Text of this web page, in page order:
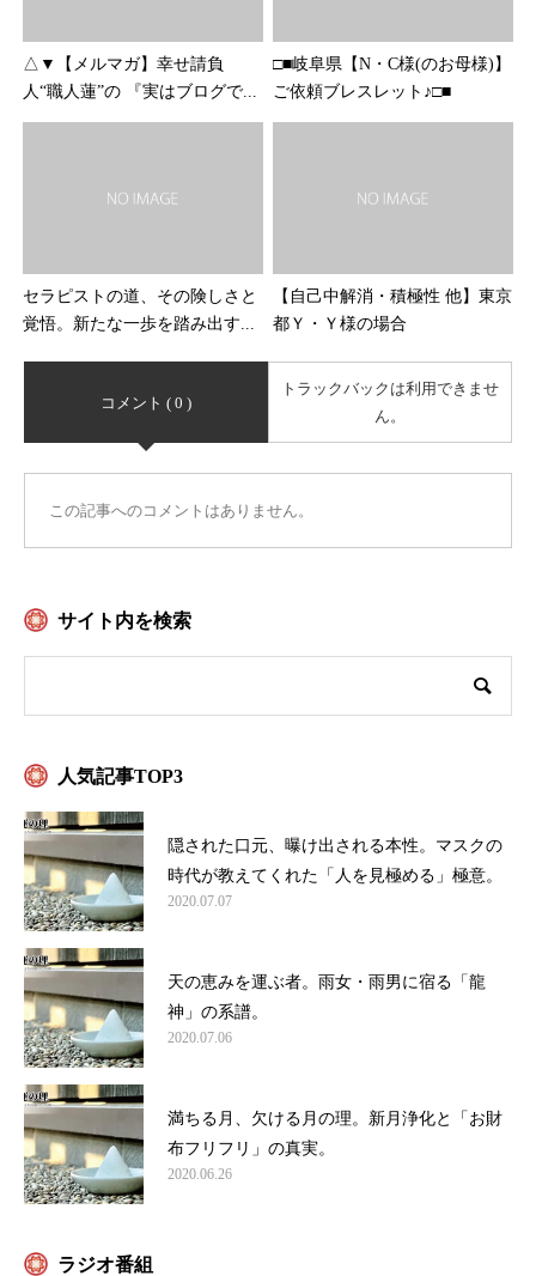
△▼【メルマガ】幸せ請負
人“職人蓮”の 『実はブログで...
□■岐阜県【N・C様(のお母様)】
ご依頼ブレスレット♪□■
セラピストの道、その険しさと
覚悟。新たな一歩を踏み出す...
【自己中解消・積極性 他】東京
都Ｙ・Ｙ様の場合
コメント ( 0 )
トラックバックは利用できませ
ん。
この記事へのコメントはありません。
サイト内を検索
人気記事TOP3
隠された口元、曝け出される本性。マスクの
時代が教えてくれた「人を見極める」極意。
2020.07.07
天の恵みを運ぶ者。雨女・雨男に宿る「龍
神」の系譜。
2020.07.06
満ちる月、欠ける月の理。新月浄化と「お財
布フリフリ」の真実。
2020.06.26
ラジオ番組